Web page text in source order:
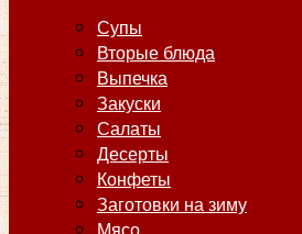
Супы
Вторые блюда
Выпечка
Закуски
Салаты
Десерты
Конфеты
Заготовки на зиму